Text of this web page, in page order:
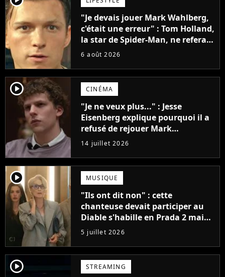
"Je devais jouer Mark Wahlberg,
c'était une erreur" : Tom Holland,
la star de Spider-Man, ne referait
pas ce blockbuster
6 août 2026
player2 CINÉMA
"Je ne veux plus..." : Jesse
Eisenberg explique pourquoi il a
refusé de rejouer Mark
Zuckerberg dans la suite de The
Social Network
14 juillet 2026
player2 MUSIQUE
"Ils ont dit non" : cette
chanteuse devait participer au
Diable s'habille en Prada 2 mais
sa proposition a été écartée
5 juillet 2026
player2 STREAMING